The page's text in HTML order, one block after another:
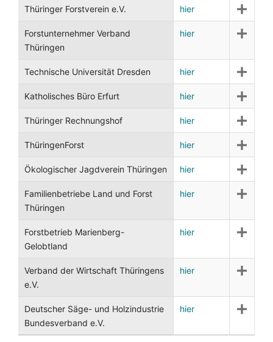
Thüringer Forstverein e.V. hier
Forstunternehmer Verband
Thüringen
hier
Technische Universität Dresden hier
Katholisches Büro Erfurt hier
Thüringer Rechnungshof hier
ThüringenForst hier
Ökologischer Jagdverein Thüringen hier
Familienbetriebe Land und Forst
Thüringen
hier
Forstbetrieb Marienberg-
Gelobtland
hier
Verband der Wirtschaft Thüringens
e.V.
hier
Deutscher Säge- und Holzindustrie
Bundesverband e.V.
hier